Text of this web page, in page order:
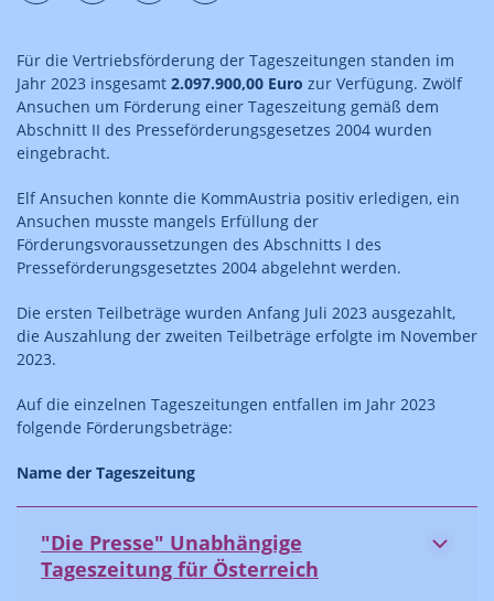
Für die Vertriebsförderung der Tageszeitungen standen im
Jahr 2023 insgesamt 2.097.900,00 Euro zur Verfügung. Zwölf
Ansuchen um Förderung einer Tageszeitung gemäß dem
Abschnitt II des Presseförderungsgesetzes 2004 wurden
eingebracht.
Elf Ansuchen konnte die KommAustria positiv erledigen, ein
Ansuchen musste mangels Erfüllung der
Förderungsvoraussetzungen des Abschnitts I des
Presseförderungsgesetztes 2004 abgelehnt werden.
Die ersten Teilbeträge wurden Anfang Juli 2023 ausgezahlt,
die Auszahlung der zweiten Teilbeträge erfolgte im November
2023.
Auf die einzelnen Tageszeitungen entfallen im Jahr 2023
folgende Förderungsbeträge:
Name der Tageszeitung
"Die Presse" Unabhängige
Tageszeitung für Österreich